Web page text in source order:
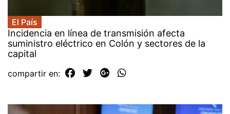
El País
Incidencia en línea de transmisión afecta
suministro eléctrico en Colón y sectores de la
capital
compartir en: